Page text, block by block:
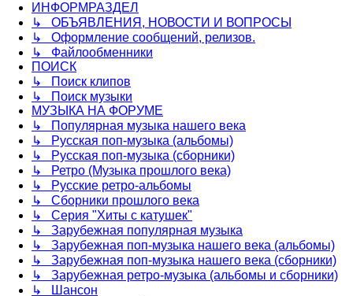
ИНФОРМРАЗДЕЛ
↳ ОБЪЯВЛЕНИЯ, НОВОСТИ И ВОПРОСЫ
↳ Оформление сообщений, релизов.
↳ Файлообменники
ПОИСК
↳ Поиск клипов
↳ Поиск музыки
МУЗЫКА НА ФОРУМЕ
↳ Популярная музыка нашего века
↳ Русская поп-музыка (альбомы)
↳ Русская поп-музыка (сборники)
↳ Ретро (Музыка прошлого века)
↳ Русские ретро-альбомы
↳ Сборники прошлого века
↳ Серия "Хиты с катушек"
↳ Зарубежная популярная музыка
↳ Зарубежная поп-музыка нашего века (альбомы)
↳ Зарубежная поп-музыка нашего века (сборники)
↳ Зарубежная ретро-музыка (альбомы и сборники)
↳ Шансон